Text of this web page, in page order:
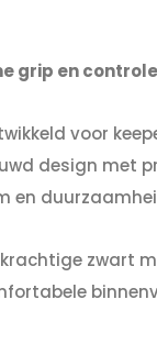
grip en controle
voor
design met
en
zwart